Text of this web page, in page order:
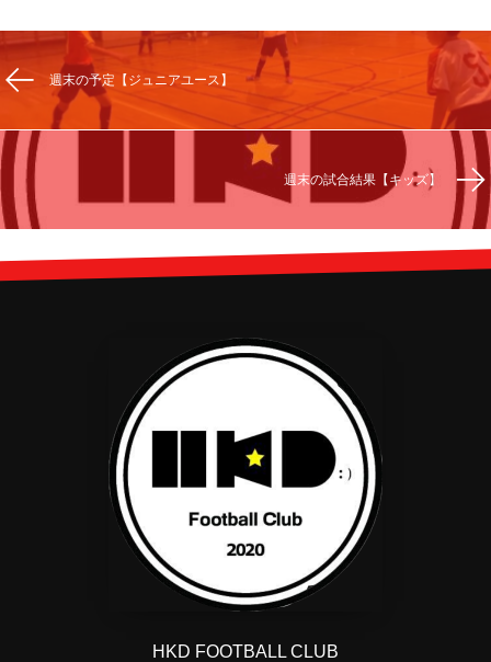
週末の予定【ジュニアユース】
週末の試合結果【キッズ】
HKD FOOTBALL CLUB